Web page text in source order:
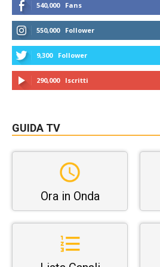
540,000 Fans
550,000 Follower
9,300 Follower
290,000 Iscritti
GUIDA TV
Ora in Onda